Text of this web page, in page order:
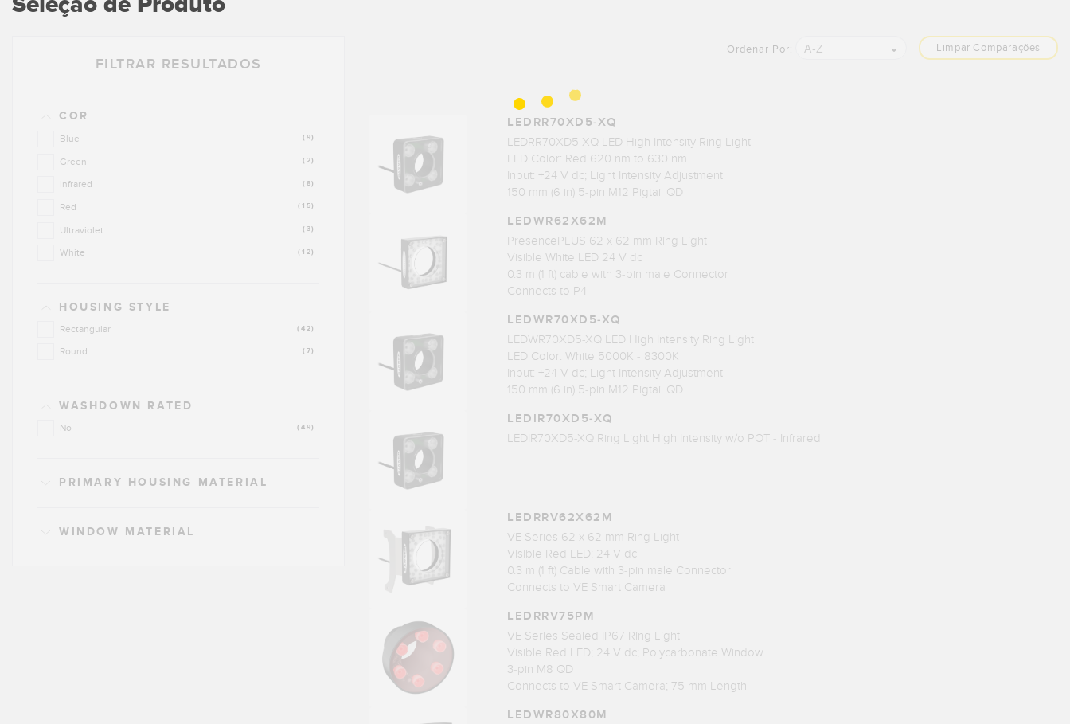
FILTRAR RESULTADOS
COR
(9)
Blue
(2)
Green
(8)
Infrared
(15)
Red
(3)
Ultraviolet
(12)
White
HOUSING STYLE
(42)
Rectangular
(7)
Round
WASHDOWN RATED
(49)
No
PRIMARY HOUSING MATERIAL
WINDOW MATERIAL
Limpar Comparações
Ordenar Por: A-Z
LEDRR70XD5-XQ
LEDRR70XD5-XQ LED High Intensity Ring Light
LED Color: Red 620 nm to 630 nm
Input: +24 V dc; Light Intensity Adjustment
150 mm (6 in) 5-pin M12 Pigtail QD
LEDWR62X62M
PresencePLUS 62 x 62 mm Ring Light
Visible White LED 24 V dc
0.3 m (1 ft) cable with 3-pin male Connector
Connects to P4
LEDWR70XD5-XQ
LEDWR70XD5-XQ LED High Intensity Ring Light
LED Color: White 5000K - 8300K
Input: +24 V dc; Light Intensity Adjustment
150 mm (6 in) 5-pin M12 Pigtail QD
LEDIR70XD5-XQ
LEDIR70XD5-XQ Ring Light High Intensity w/o POT - Infrared
LEDRRV62X62M
VE Series 62 x 62 mm Ring Light
Visible Red LED; 24 V dc
0.3 m (1 ft) Cable with 3-pin male Connector
Connects to VE Smart Camera
LEDRRV75PM
VE Series Sealed IP67 Ring Light
Visible Red LED; 24 V dc; Polycarbonate Window
3-pin M8 QD
Connects to VE Smart Camera; 75 mm Length
LEDWR80X80M